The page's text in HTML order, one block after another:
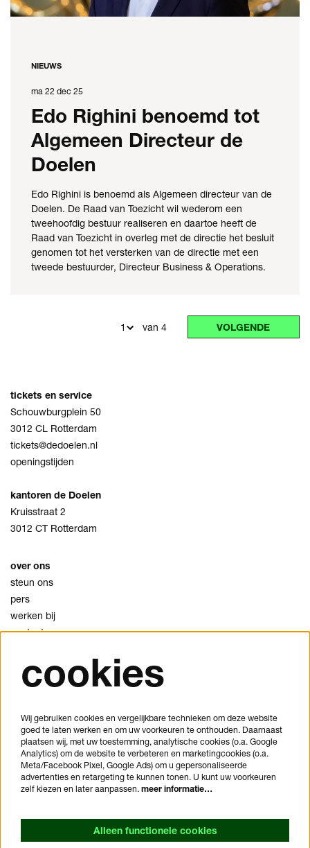
ma 22 dec 25
Edo Righini benoemd tot
Algemeen Directeur de
Doelen
Edo Righini is benoemd als Algemeen directeur van de
Doelen. De Raad van Toezicht wil wederom een
tweehoofdig bestuur realiseren en daartoe heeft de
Raad van Toezicht in overleg met de directie het besluit
genomen tot het versterken van de directie met een
tweede bestuurder, Directeur Business & Operations.
NIEUWS
van 4 VOLGENDE
tickets en service
Schouwburgplein 50
3012 CL Rotterdam
tickets@dedoelen.nl
openingstijden
kantoren de Doelen
Kruisstraat 2
3012 CT Rotterdam
over ons
steun ons
pers
werken bij
contact
privacy
cookies
je bezoek plannen
veelgestelde vragen
huisregels
bezoekersvoorwaarden
cookies
Wij gebruiken cookies en vergelijkbare technieken om deze website
goed te laten werken en om uw voorkeuren te onthouden. Daarnaast
plaatsen wij, met uw toestemming, analytische cookies (o.a. Google
Analytics) om de website te verbeteren en marketingcookies (o.a.
Meta/Facebook Pixel, Google Ads) om u gepersonaliseerde
advertenties en retargeting te kunnen tonen. U kunt uw voorkeuren
zelf kiezen en later aanpassen. meer informatie…
Alleen functionele cookies